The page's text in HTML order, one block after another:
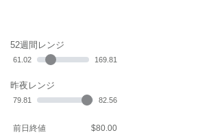
52週間レンジ
61.02 169.81
昨夜レンジ
79.81 82.56
前日終値
$80.00